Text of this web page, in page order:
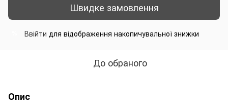
Швидке замовлення
Ввійти для відображення накопичувальної знижки
До обраного
Опис